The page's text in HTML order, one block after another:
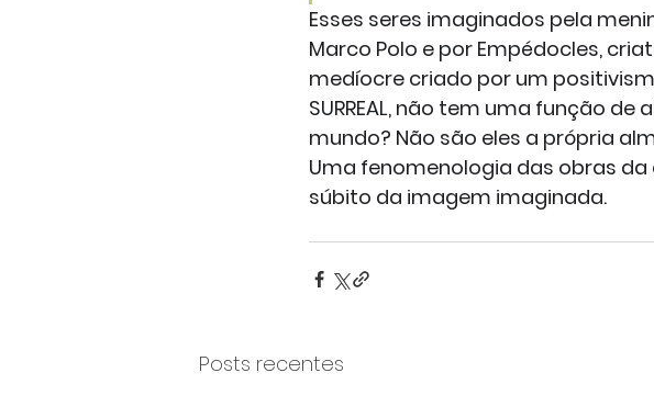
Esses seres imaginados pela
Marco Polo e por Empédocles,
medíocre criado por um
SURREAL, não tem uma função
mundo? Não são eles a própria
Uma fenomenologia das obras
súbito da imagem imaginada.
Posts recentes